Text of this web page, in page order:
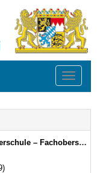
Toggle
Vom 28. August 2017 (GVBl. S. 451) BayRS 2236-7-1-K (§§ 1–44)